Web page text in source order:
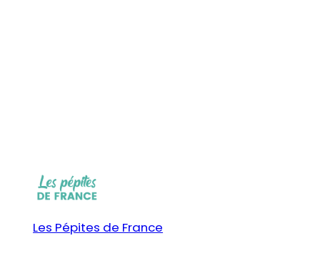
Les Pépites de France